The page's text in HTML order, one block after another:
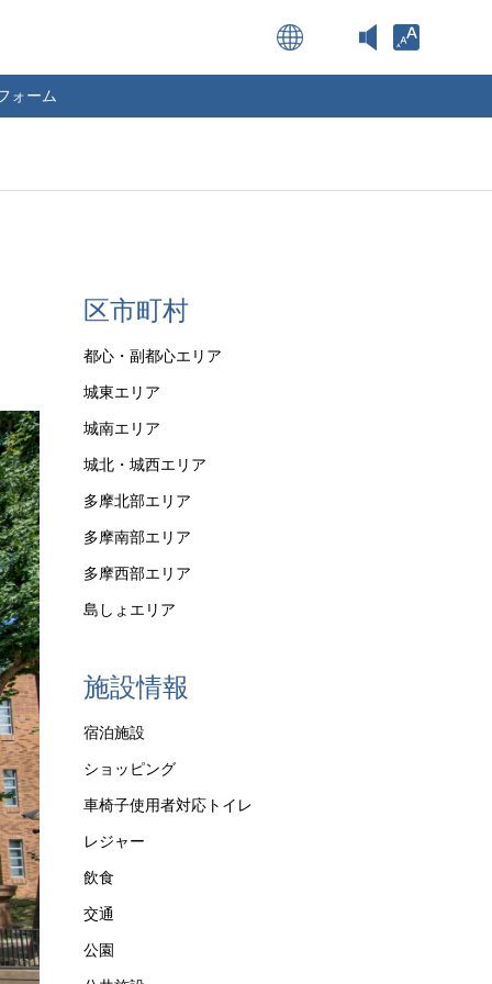
Open
ォーム
区市町村
都心・副都心エリア
城東エリア
城南エリア
城北・城西エリア
多摩北部エリア
多摩南部エリア
多摩西部エリア
島しょエリア
施設情報
宿泊施設
ショッピング
車椅子使用者対応トイレ
レジャー
飲食
交通
公園